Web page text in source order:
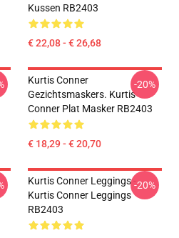
Kussen RB2403
€ 22,08 - € 26,68
Kurtis Conner
Gezichtsmaskers. Kurtis
Conner Plat Masker RB2403
€ 18,29 - € 20,70
-20%
Kurtis Conner Leggings -
Kurtis Conner Leggings
RB2403
-20%